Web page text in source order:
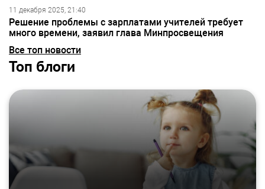
11 декабря 2025, 21:40
Решение проблемы с зарплатами учителей требует
много времени, заявил глава Минпросвещения
Все топ новости
Топ блоги